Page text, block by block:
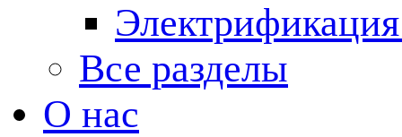
Все разделы
О нас